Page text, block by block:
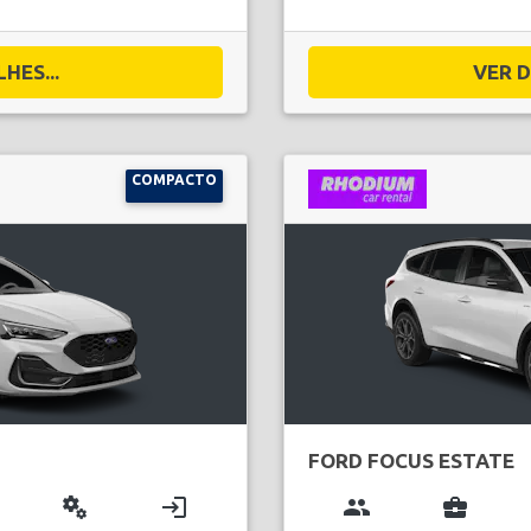
VER
COMPACTO
miscellaneous_services login
FORD FOCUS ESTATE
group business_center